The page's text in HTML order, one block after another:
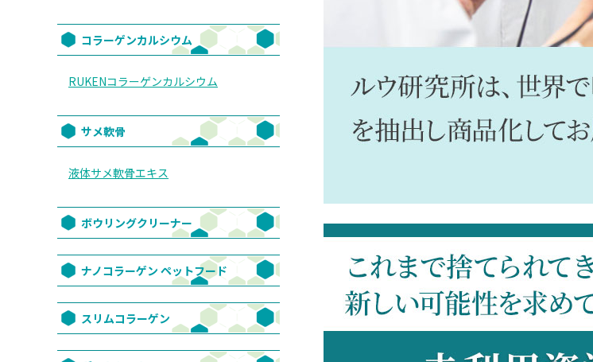
コラーゲンカルシウム
RUKENコラーゲンカルシウム
サメ軟骨
液体サメ軟骨エキス
ボウリングクリーナー
ナノコラーゲン ペットフード
スリムコラーゲン